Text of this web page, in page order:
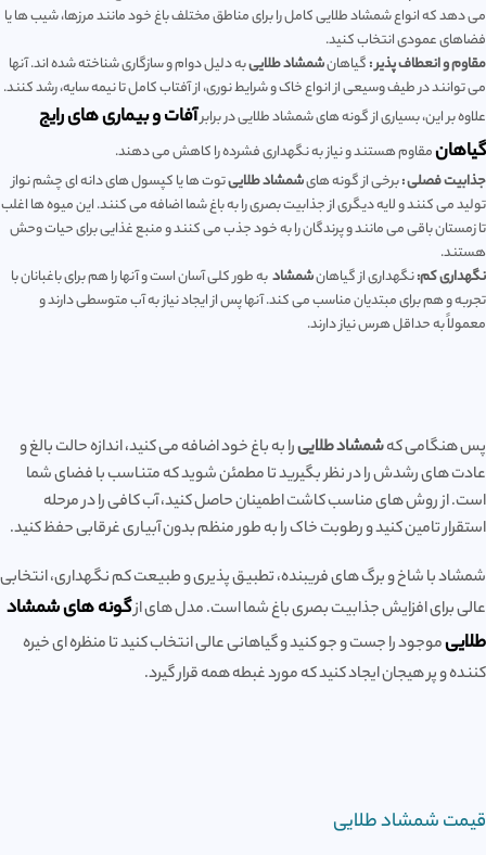
می دهد که انواع شمشاد طلایی کامل را برای مناطق مختلف باغ خود مانند مرزها، شیب ها یا
فضاهای عمودی انتخاب کنید.
مقاوم و انعطاف پذیر :گیاهانشمشاد طلاییبه دلیل دوام و سازگاری شناخته شده اند. آنها
می توانند در طیف وسیعی از انواع خاک و شرایط نوری، از آفتاب کامل تا نیمه سایه، رشد کنند.
علاوه بر این، بسیاری از گونه های شمشاد طلایی در برابرآفات و بیماری های رایج
گیاهانمقاوم هستند و نیاز به نگهداری فشرده را کاهش می دهند.
جذابیت فصلی :برخی از گونه هایشمشاد طلاییتوت ها یا کپسول های دانه ای چشم نواز
تولید می کنند و لایه دیگری از جذابیت بصری را به باغ شما اضافه می کنند. این میوه ها اغلب
تا زمستان باقی می مانند و پرندگان را به خود جذب می کنند و منبع غذایی برای حیات وحش
هستند.
نگهداری کم:نگهداری از گیاهانشمشادبه طور کلی آسان است و آنها را هم برای باغبانان با
تجربه و هم برای مبتدیان مناسب می کند. آنها پس از ایجاد نیاز به آب متوسطی دارند و
معمولاً به حداقل هرس نیاز دارند.
پس هنگامی کهشمشاد طلاییرا به باغ خود اضافه می کنید، اندازه حالت بالغ و
عادت های رشدش را در نظر بگیرید تا مطمئن شوید که متناسب با فضای شما
است. از روش های مناسب کاشت اطمینان حاصل کنید، آب کافی را در مرحله
استقرار تامین کنید و رطوبت خاک را به طور منظم بدون آبیاری غرقابی حفظ کنید.
شمشاد با شاخ و برگ های فریبنده، تطبیق پذیری و طبیعت کم نگهداری، انتخابی
عالی برای افزایش جذابیت بصری باغ شما است. مدل های ازگونه های شمشاد
طلاییموجود را جست و جو کنید و گیاهانی عالی انتخاب کنید تا منظره ای خیره
کننده و پر هیجان ایجاد کنید که مورد غبطه همه قرار گیرد.
قیمت شمشاد طلایی